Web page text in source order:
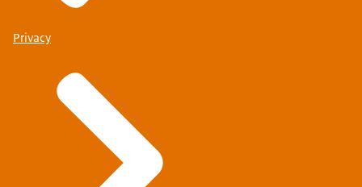
Privacy